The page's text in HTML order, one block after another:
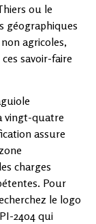
ou le
géographiques
agricoles,
savoir-faire
vingt-quatre
assure
charges
Pour
le logo
2404 qui